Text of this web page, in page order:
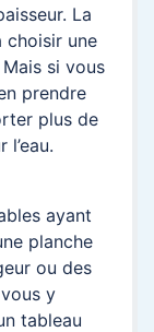
La
choisir une
Mais si vous
prendre
plus de
ayant
planche
ou des
y
tableau